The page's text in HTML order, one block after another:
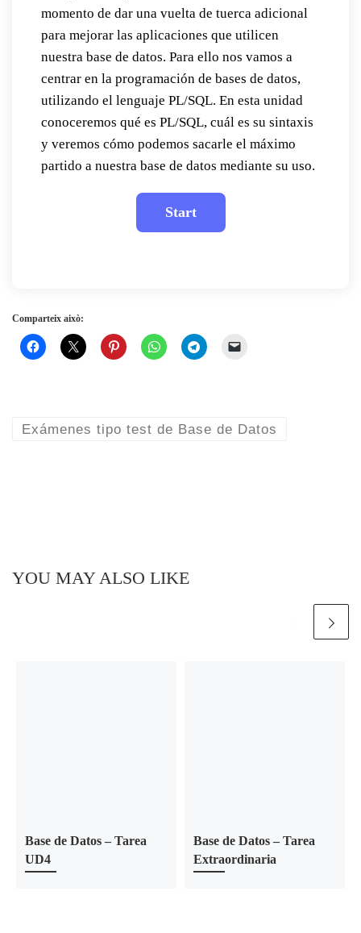
momento de dar una vuelta de tuerca adicional
para mejorar las aplicaciones que utilicen
nuestra base de datos. Para ello nos vamos a
centrar en la programación de bases de datos,
utilizando el lenguaje PL/SQL. En esta unidad
conoceremos qué es PL/SQL, cuál es su sintaxis
y veremos cómo podemos sacarle el máximo
partido a nuestra base de datos mediante su uso.
Comparteix això:
Exámenes tipo test de Base de Datos
YOU MAY ALSO LIKE
Base de Datos – Tarea
UD4
Base de Datos – Tarea
Extraordinaria